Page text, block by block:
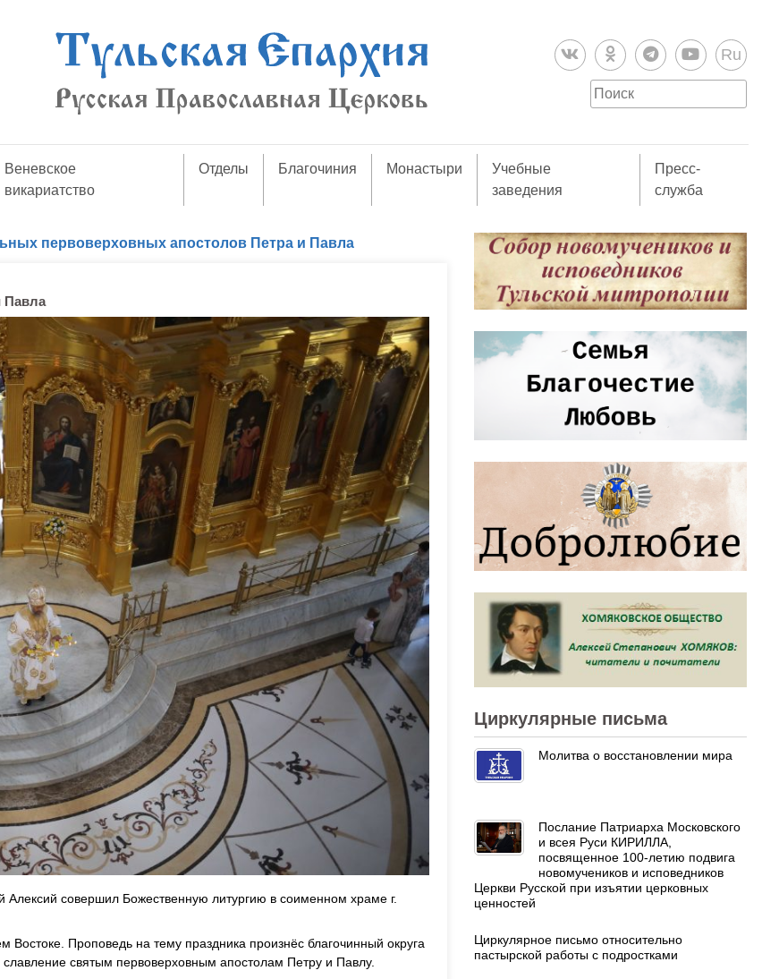
Ru
Веневское
викариатство
Отделы Благочиния Монастыри
Учебные
заведения
Пресс-
служба
первоверховных апостолов Петра и Павла
Павла
Алексий совершил Божественную литургию в соименном храме г.
Проповедь на тему праздника произнёс благочинный округа
святым первоверховным апостолам Петру и Павлу.
Циркулярные письма
Молитва о восстановлении мира
Послание Патриарха Московского
и всея Руси КИРИЛЛА,
посвященное 100-летию подвига
новомучеников и исповедников
Церкви Русской при изъятии церковных
ценностей
Циркулярное письмо относительно
пастырской работы с подростками